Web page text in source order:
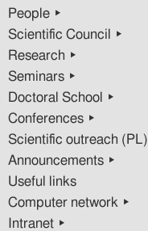
People ▸
Scientific Council ▸
Research ▸
Seminars ▸
Doctoral School ▸
Conferences ▸
Scientific outreach (PL)
Announcements ▸
Useful links
Computer network ▸
Intranet ▸